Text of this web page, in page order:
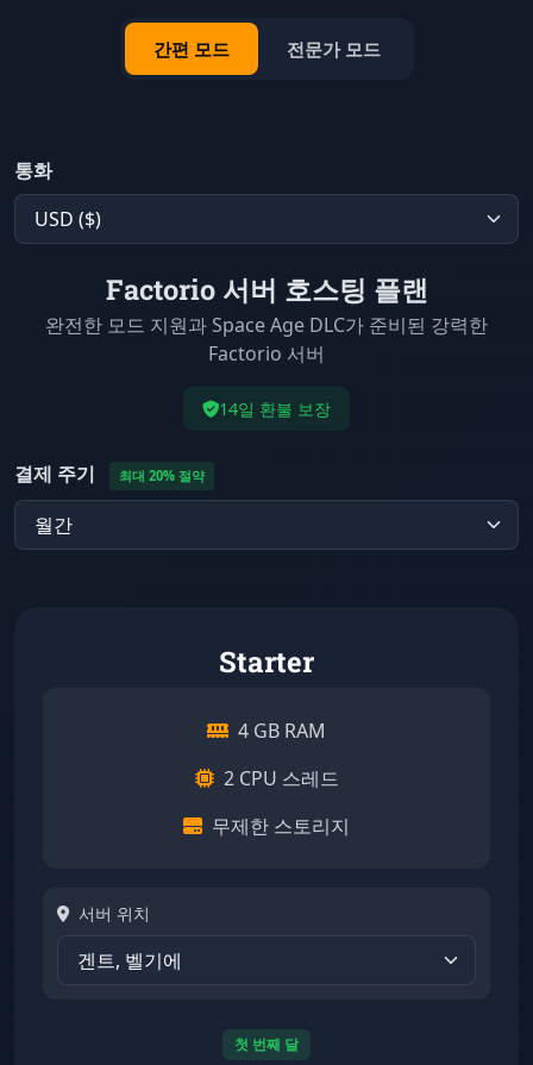
간편 모드 전문가 모드
통화
Factorio 서버 호스팅 플랜
완전한 모드 지원과 Space Age DLC가 준비된 강력한
Factorio 서버
14일 환불 보장
결제 주기 최대 20% 절약
Starter
4 GB RAM
2 CPU 스레드
무제한 스토리지
서버 위치
첫 번째 달